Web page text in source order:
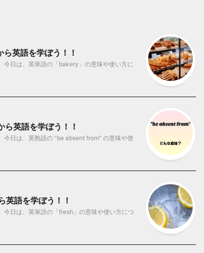
英語を学ぼう！！
は、英単語の「bakery」の意味や使い方に
英語を学ぼう！！
は、英熟語の "be absent from" の意味や使
語を学ぼう！！
は、英単語の「fresh」の意味や使い方につ